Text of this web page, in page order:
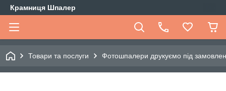
Крамниця Шпалер
Товари та послуги Фотошпалери друкуємо під